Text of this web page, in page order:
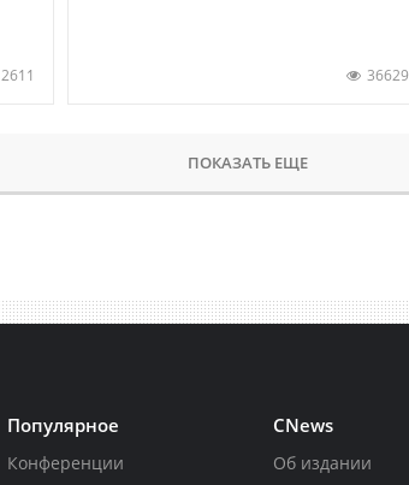
2611 36629
ПОКАЗАТЬ ЕЩЕ
Популярное
Конференции
CNews
Об издании